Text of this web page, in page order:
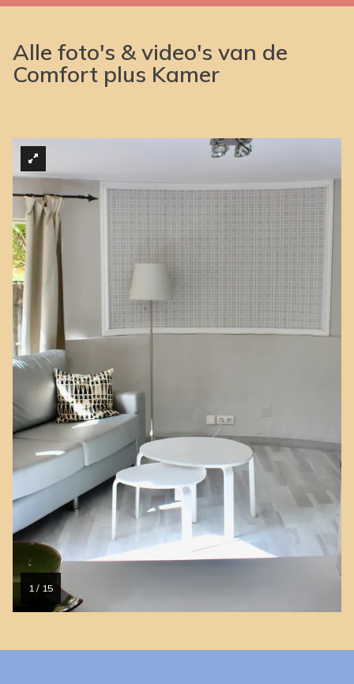
Alle foto's & video's van de
Comfort plus Kamer
1 / 15